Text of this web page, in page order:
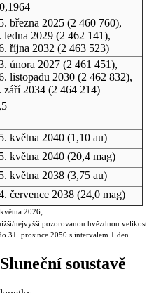
března 2025(2 460 760),
ledna 2029(2 462 141),
října 2032 (2 463 523)
února 2027(2 461 451),
listopadu 2030(2 462 832),
září 2034(2 464 214)
května 2040(1,10 au)
května 2040(20,4 mag)
května 2038(3,75 au)
července 2038(24,0 mag)
2026;
nejvyšší pozorovanou hvězdnou velikost
31. prosince 2050 s intervalem 1 den.
soustavě